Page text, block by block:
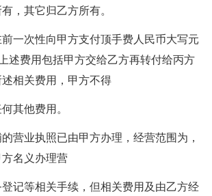
，其它归乙方所有。
一次性向甲方支付顶手费人民币大写元
述费用包括甲方交给乙方再转付给丙方
相关费用，甲方不得
其他费用。
营业执照已由甲方办理，经营范围为，
名义办理营
记等相关手续，但相关费用及由乙方经